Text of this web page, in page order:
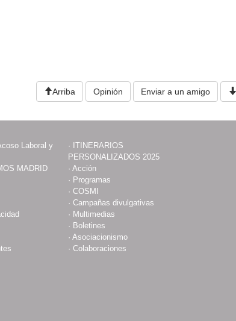
Arriba
Opinión Enviar a un amigo
Laboral y
· ITINERARIOS
PERSONALIZADOS 2025
MADRID
· Acción
· Programas
· COSMI
· Campañas divulgativas
· Multimedias
· Boletines
· Asociacionismo
· Colaboraciones